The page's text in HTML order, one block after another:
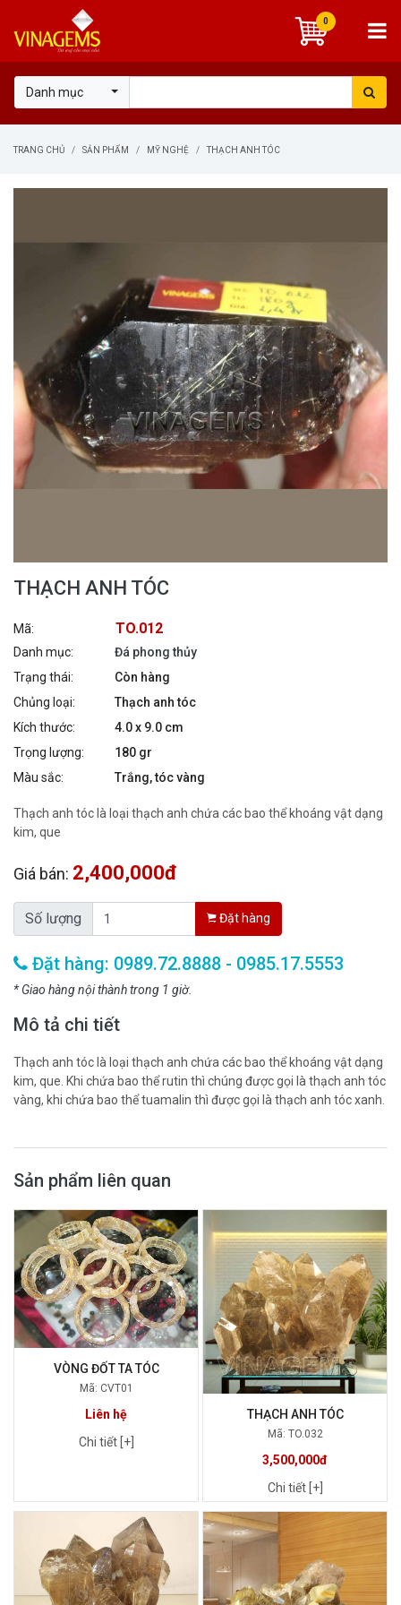
Danh mục
0
TRANG CHỦ SẢN PHẨM MỸ NGHỆ THẠCH ANH TÓC
THẠCH ANH TÓC
Mã: TO.012
Danh mục:
Đá phong thủy
Trạng thái:
Còn hàng
Chủng loại:
Thạch anh tóc
Kích thước:
4.0 x 9.0 cm
Trọng lượng:
180 gr
Màu sắc:
Trắng, tóc vàng
Thạch anh tóc là loại thạch anh chứa các bao thể khoáng vật dạng
kim, que
Giá bán: 2,400,000đ
Số lượng Đặt hàng
Đặt hàng: 0989.72.8888 - 0985.17.5553
* Giao hàng nội thành trong 1 giờ.
Mô tả chi tiết
Thạch anh tóc là loại thạch anh chứa các bao thể khoáng vật dạng
kim, que. Khi chứa bao thể rutin thì chúng được gọi là thạch anh tóc
vàng, khi chứa bao thể tuamalin thì được gọi là thạch anh tóc xanh.
Sản phẩm liên quan
VÒNG ĐỐT TA TÓC
Mã: CVT01
Liên hệ
Chi tiết [+]
THẠCH ANH TÓC
Mã: TO.032
3,500,000đ
Chi tiết [+]